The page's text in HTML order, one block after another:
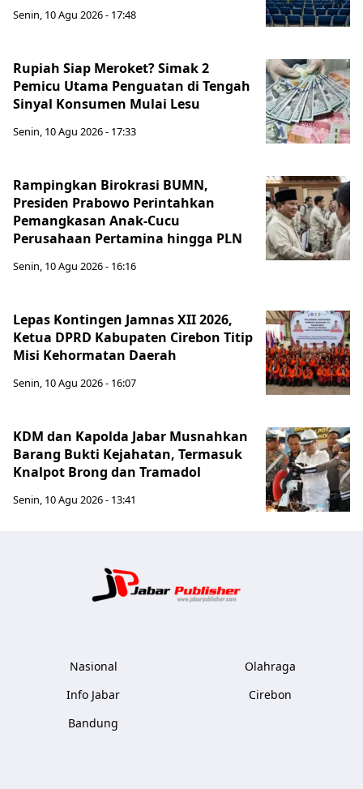
Senin, 10 Agu 2026 - 17:48
Rupiah Siap Meroket? Simak 2
Pemicu Utama Penguatan di Tengah
Sinyal Konsumen Mulai Lesu
Senin, 10 Agu 2026 - 17:33
Rampingkan Birokrasi BUMN,
Presiden Prabowo Perintahkan
Pemangkasan Anak-Cucu
Perusahaan Pertamina hingga PLN
Senin, 10 Agu 2026 - 16:16
Lepas Kontingen Jamnas XII 2026,
Ketua DPRD Kabupaten Cirebon Titip
Misi Kehormatan Daerah
Senin, 10 Agu 2026 - 16:07
KDM dan Kapolda Jabar Musnahkan
Barang Bukti Kejahatan, Termasuk
Knalpot Brong dan Tramadol
Senin, 10 Agu 2026 - 13:41
Nasional
Info Jabar
Bandung
Olahraga
Cirebon